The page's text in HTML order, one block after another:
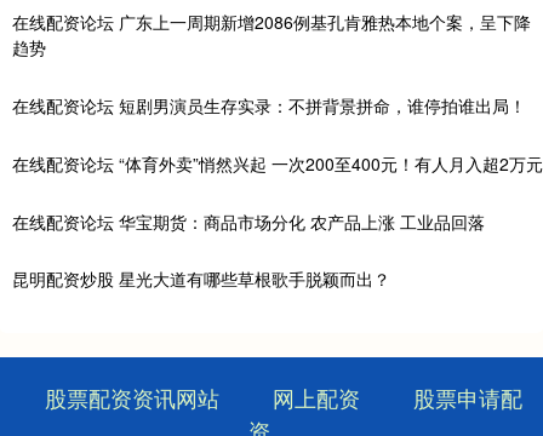
在线配资论坛 广东上一周期新增2086例基孔肯雅热本地个案，呈下降
趋势
在线配资论坛 短剧男演员生存实录：不拼背景拼命，谁停拍谁出局！
在线配资论坛 “体育外卖”悄然兴起 一次200至400元！有人月入超2万元
在线配资论坛 华宝期货：商品市场分化 农产品上涨 工业品回落
昆明配资炒股 星光大道有哪些草根歌手脱颖而出？
股票配资资讯网站 网上配资
股票申请配